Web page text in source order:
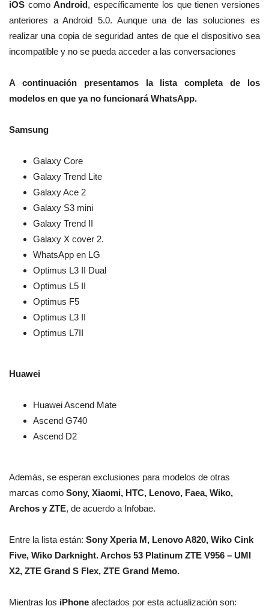
iOS comoAndroid, específicamente los que tienen versiones
anteriores a Android 5.0. Aunque una de las soluciones es
realizar una copia de seguridad antes de que el dispositivo sea
incompatible y no se pueda acceder a las conversaciones
A continuación presentamos la lista completa de los
modelos en que ya no funcionará WhatsApp.
Samsung
Galaxy Core
Galaxy Trend Lite
Galaxy Ace 2
Galaxy S3 mini
Galaxy Trend II
Galaxy X cover 2.
WhatsApp en LG
Optimus L3 II Dual
Optimus L5 II
Optimus F5
Optimus L3 II
Optimus L7II
Huawei
Huawei Ascend Mate
Ascend G740
Ascend D2
Además, se esperan exclusiones para modelos de otras
marcas como Sony, Xiaomi, HTC, Lenovo, Faea, Wiko,
Archos y ZTE, de acuerdo a Infobae.
Entre la lista están: Sony Xperia M, Lenovo A820, Wiko Cink
Five, Wiko Darknight. Archos 53 Platinum ZTE V956 – UMI
X2, ZTE Grand S Flex, ZTE Grand Memo.
Mientras los iPhone afectados por esta actualización son: